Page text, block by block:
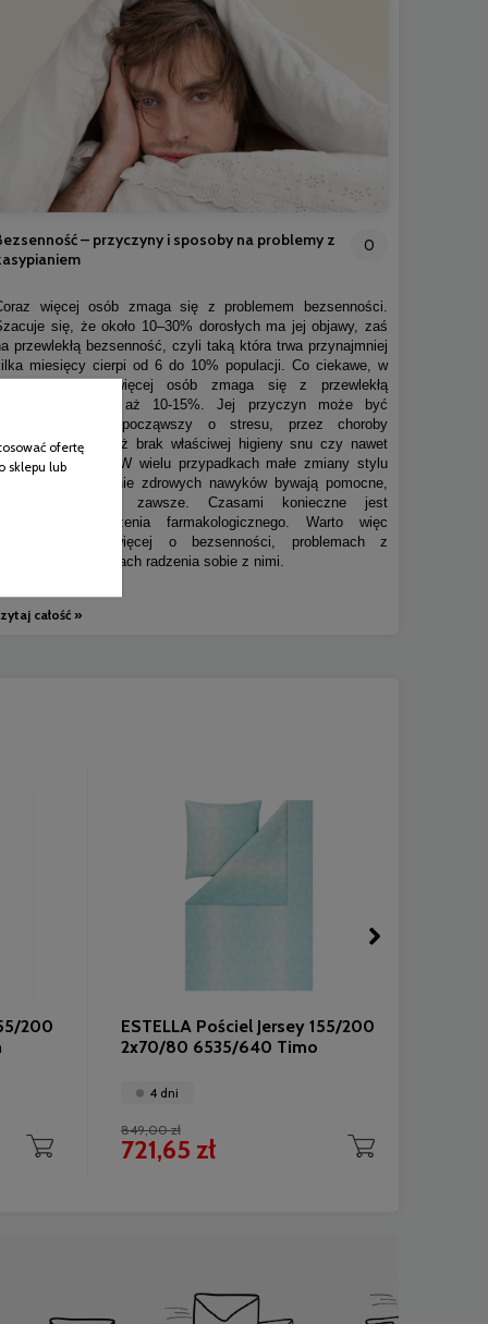
– przyczyny i sposoby na problemy z
0
więcej osób zmaga się z problemem bezsenności.
się, że około 10–30% dorosłych ma jej objawy, zaś
przewlekłą bezsenność, czyli taką która trwa przynajmniej
miesięcy cierpi od 6 do 10% populacji. Co ciekawe, w
Polsce jeszcze więcej osób zmaga się z przewlekłą
bezsennością, bo aż 10-15%. Jej przyczyn może być
naprawdę sporo, począwszy o stresu, przez choroby
czy też brak właściwej higieny snu czy nawet
dietę. W wielu przypadkach małe zmiany stylu
życia i wprowadzenie zdrowych nawyków bywają pomocne,
ale niestety nie zawsze. Czasami konieczne jest
wprowadzenie leczenia farmakologicznego. Warto więc
dowiedzieć się więcej o bezsenności, problemach z
zasypianie i sposobach radzenia sobie z nimi.
całość »
200
ESTELLA Pościel Jersey 155/200
2x70/80 6535/640 Timo
4 dni
849,00 zł
721,65 zł
ofertę
sklepu lub